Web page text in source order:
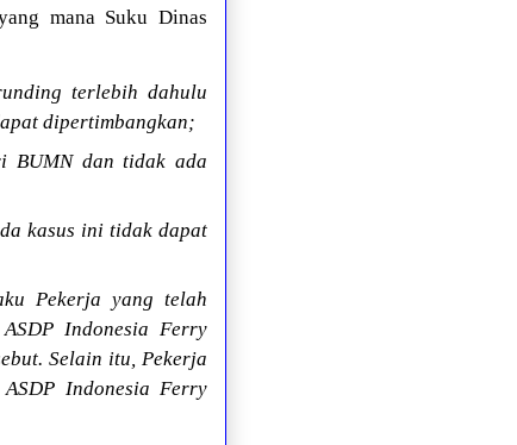
mana Suku Dinas
terlebih dahulu
dipertimbangkan;
BUMN dan tidak ada
kasus ini tidak dapat
Pekerja yang telah
Indonesia Ferry
Selain itu, Pekerja
Indonesia Ferry